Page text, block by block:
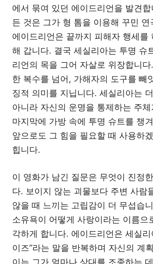
에서 묶여 있던 에이드리언을 발견
든 것은 그가 형 톰을 이용해 꾸민 연
에이드리언은 끝까지 피해자 행세를
해 갑니다. 결국 세실리아는 투명 슈
리언의 목을 그어 자살로 위장합니
한 복수를 넘어, 가해자의 도구를 빼
징적 의미를 지닙니다. 세실리아는
아니라 자신의 운명을 통제하는 주
마지막에 가방 속에 투명 슈트를 챙
앞으로도 그 힘을 필요할 때 사용하
힙니다.
이 영화가 남긴 질문은 무엇이 진정
다. 보이지 않는 괴물보다 주변 사람
않을 때 느끼는 고립감이 더 무섭습
소유욕이 어떻게 사랑이라는 이름으
각하게 합니다. 에이드리언은 세실리
이즈”라는 말을 반복하며 자신의 계
이는 그가 얼마나 상대를 조종하는